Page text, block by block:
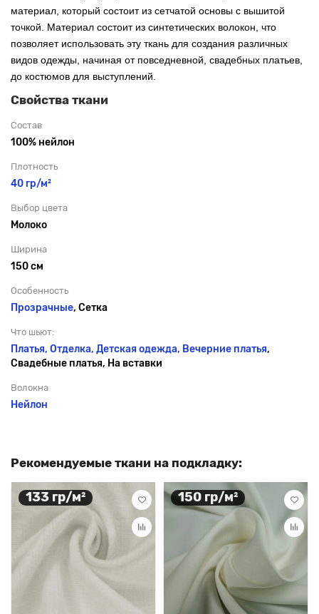
материал, который состоит из сетчатой основы с вышитой
точкой. Материал состоит из синтетических волокон, что
позволяет использовать эту ткань для создания различных
видов одежды, начиная от повседневной, свадебных платьев,
до костюмов для выступлений.
Свойства ткани
Состав
100% нейлон
Плотность
40 гр/м²
Выбор цвета
Молоко
Ширина
150 см
Особенность
Прозрачные, Сетка
Что шьют:
Платья, Отделка, Детская одежда, Вечерние платья,
Свадебные платья, На вставки
Волокна
Нейлон
Рекомендуемые ткани на подкладку:
133 гр/м² 150 гр/м²